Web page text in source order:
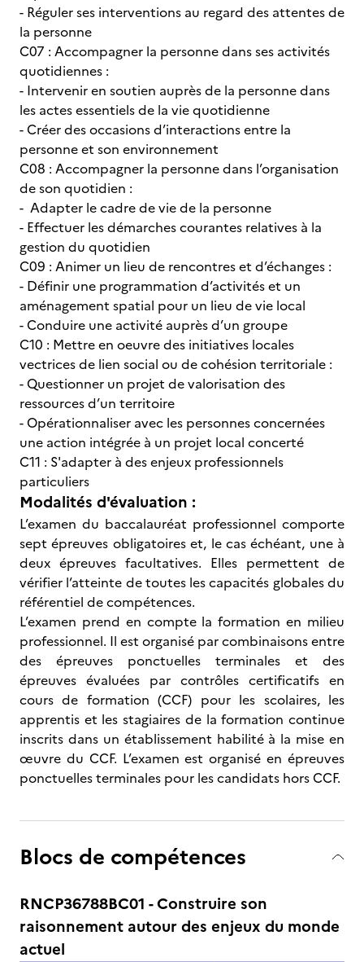
- Réguler ses interventions au regard des attentes de
la personne
C07 : Accompagner la personne dans ses activités
quotidiennes :
- Intervenir en soutien auprès de la personne dans
les actes essentiels de la vie quotidienne
- Créer des occasions d’interactions entre la
personne et son environnement
C08 : Accompagner la personne dans l’organisation
de son quotidien :
- Adapter le cadre de vie de la personne
- Effectuer les démarches courantes relatives à la
gestion du quotidien
C09 : Animer un lieu de rencontres et d’échanges :
- Définir une programmation d’activités et un
aménagement spatial pour un lieu de vie local
- Conduire une activité auprès d’un groupe
C10 : Mettre en oeuvre des initiatives locales
vectrices de lien social ou de cohésion territoriale :
- Questionner un projet de valorisation des
ressources d’un territoire
- Opérationnaliser avec les personnes concernées
une action intégrée à un projet local concerté
C11 : S'adapter à des enjeux professionnels
particuliers
Modalités d'évaluation :
L’examen du baccalauréat professionnel comporte
sept épreuves obligatoires et, le cas échéant, une à
deux épreuves facultatives. Elles permettent de
vérifier l’atteinte de toutes les capacités globales du
référentiel de compétences.
L’examen prend en compte la formation en milieu
professionnel. Il est organisé par combinaisons entre
des épreuves ponctuelles terminales et des
épreuves évaluées par contrôles certificatifs en
cours de formation (CCF) pour les scolaires, les
apprentis et les stagiaires de la formation continue
inscrits dans un établissement habilité à la mise en
œuvre du CCF. L’examen est organisé en épreuves
ponctuelles terminales pour les candidats hors CCF.
Blocs de compétences
RNCP36788BC01 - Construire son
raisonnement autour des enjeux du monde
actuel